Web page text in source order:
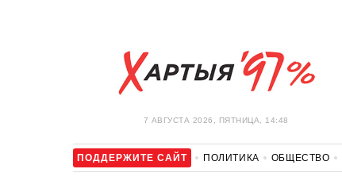
7 АВГУСТА 2026, ПЯТНИЦА, 14:48
ПОДДЕРЖИТЕ САЙТ ПОЛИТИКА ОБЩЕСТВО